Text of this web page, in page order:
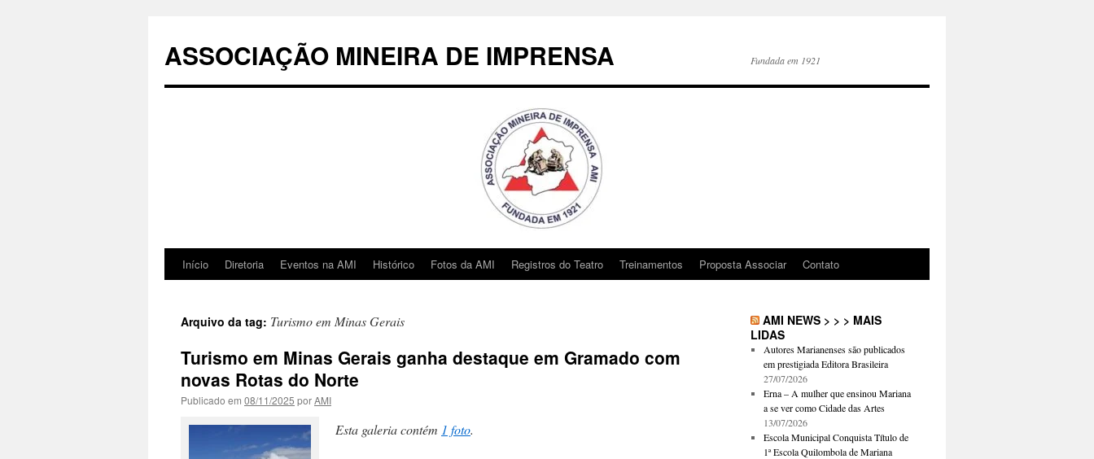
conteúdo
ASSOCIAÇÃO MINEIRA DE IMPRENSA Fundada em 1921
Início Diretoria Eventos na AMI Histórico Fotos da AMI Registros do Teatro Treinamentos Proposta Associar Contato
Arquivo da tag: Turismo em Minas Gerais
Turismo em Minas Gerais ganha destaque em Gramado com
novas Rotas do Norte
Publicado em 08/11/2025 porAMI
Esta galeria contém 1 foto.
AMI NEWS > > > MAIS
LIDAS
Autores Marianenses são publicados
em prestigiada Editora Brasileira
27/07/2026
Erna – A mulher que ensinou Mariana
a se ver como Cidade das Artes
13/07/2026
Escola Municipal Conquista Título de
1ª Escola Quilombola de Mariana